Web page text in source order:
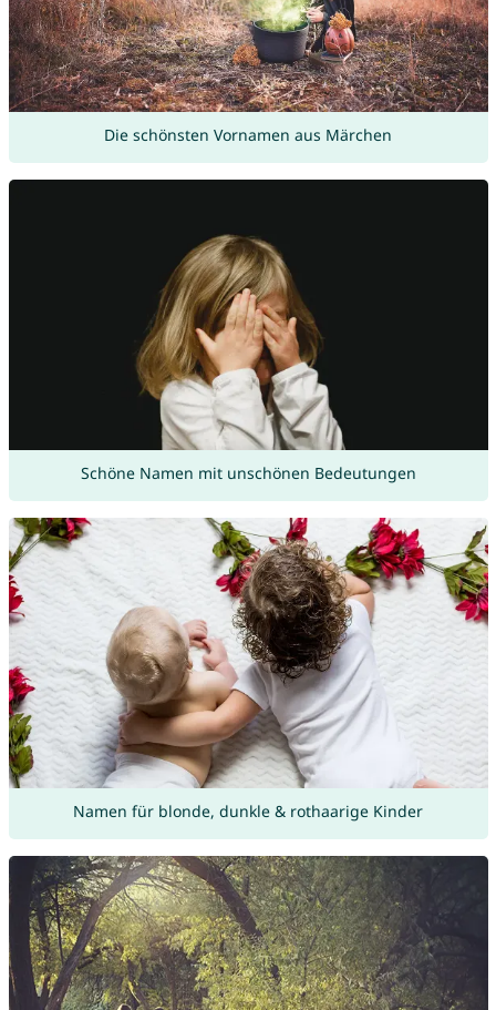
Die schönsten Vornamen aus Märchen
Schöne Namen mit unschönen Bedeutungen
Namen für blonde, dunkle & rothaarige Kinder